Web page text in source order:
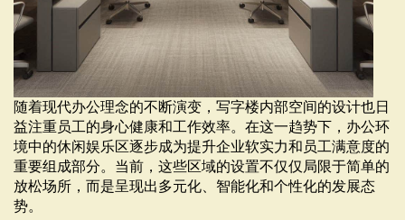
随着现代办公理念的不断演变，写字楼内部空间的设计也日
益注重员工的身心健康和工作效率。在这一趋势下，办公环
境中的休闲娱乐区逐步成为提升企业软实力和员工满意度的
重要组成部分。当前，这些区域的设置不仅仅局限于简单的
放松场所，而是呈现出多元化、智能化和个性化的发展态
势。